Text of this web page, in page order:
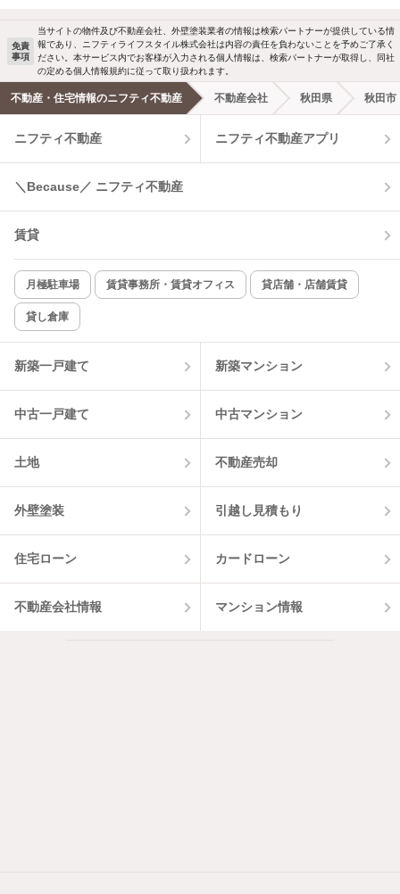
免責
事項
当サイトの物件及び不動産会社、外壁塗装業者の情報は検索パートナーが提供している情
報であり、ニフティライフスタイル株式会社は内容の責任を負わないことを予めご了承く
ださい。本サービス内でお客様が入力される個人情報は、検索パートナーが取得し、同社
の定める個人情報規約に従って取り扱われます。
不動産・住宅情報のニフティ不動産 不動産会社 秋田県 秋田市
ニフティ不動産 ニフティ不動産アプリ
＼Because／ ニフティ不動産
賃貸
月極駐車場 賃貸事務所・賃貸オフィス 貸店舗・店舗賃貸
貸し倉庫
新築一戸建て 新築マンション
中古一戸建て 中古マンション
土地 不動産売却
外壁塗装 引越し見積もり
住宅ローン カードローン
不動産会社情報 マンション情報